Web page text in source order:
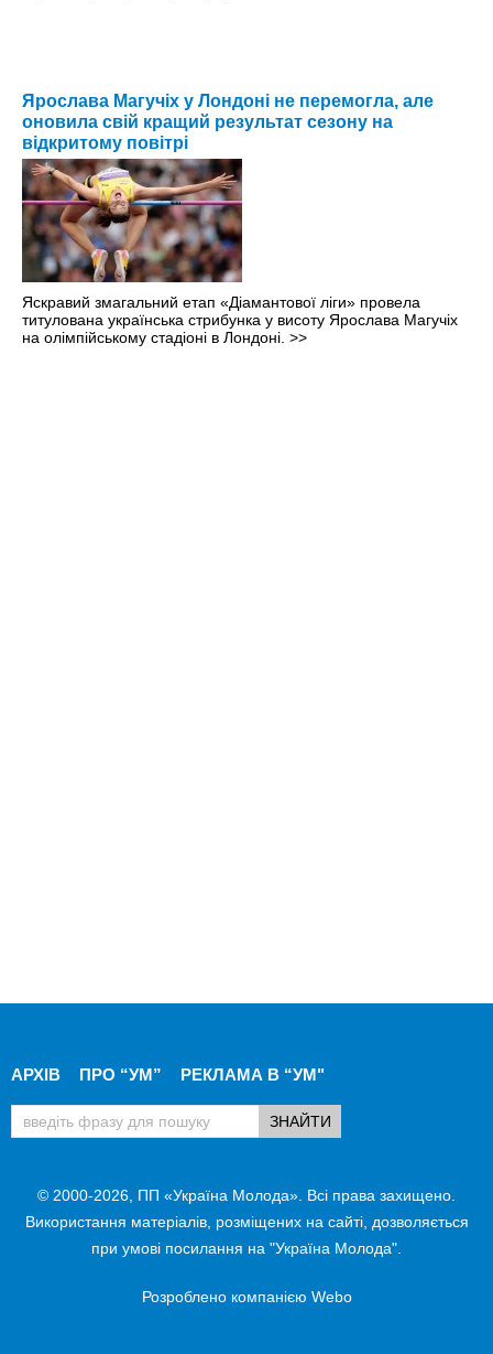
Ярослава Магучіх у Лондоні не перемогла, але
оновила свій кращий результат сезону на
відкритому повітрі
Яскравий змагальний етап «Діамантової ліги» провела
титулована українська стрибунка у висоту Ярослава Магучіх
на олімпійському стадіоні в Лондоні. >>
АРХІВ ПРО “УМ” РЕКЛАМА В “УМ"
© 2000-2026, ПП «Україна Молода». Всі права захищено.
Використання матеріалів, розміщених на сайті, дозволяється
при умові посилання на "Україна Молода".
Розроблено компанією Webo